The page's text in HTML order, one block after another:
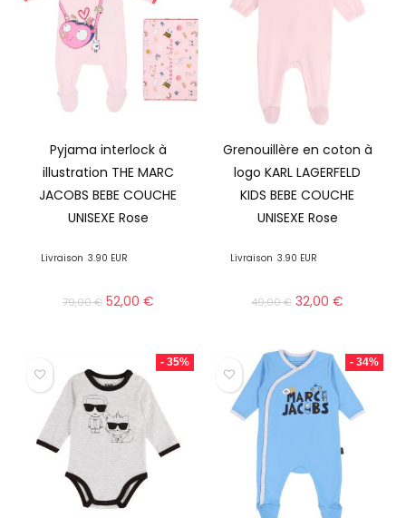
Pyjama interlock à
illustration THE MARC
JACOBS BEBE COUCHE
UNISEXE Rose
Livraison 3.90 EUR
79,00€ 52,00 €
Grenouillère en coton à
logo KARL LAGERFELD
KIDS BEBE COUCHE
UNISEXE Rose
Livraison 3.90 EUR
49,00€ 32,00€
- 35% - 34%